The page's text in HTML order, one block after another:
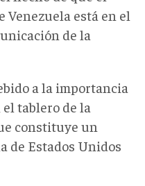
está en el
de la
a la importancia
tablero de la
constituye un
de Estados Unidos